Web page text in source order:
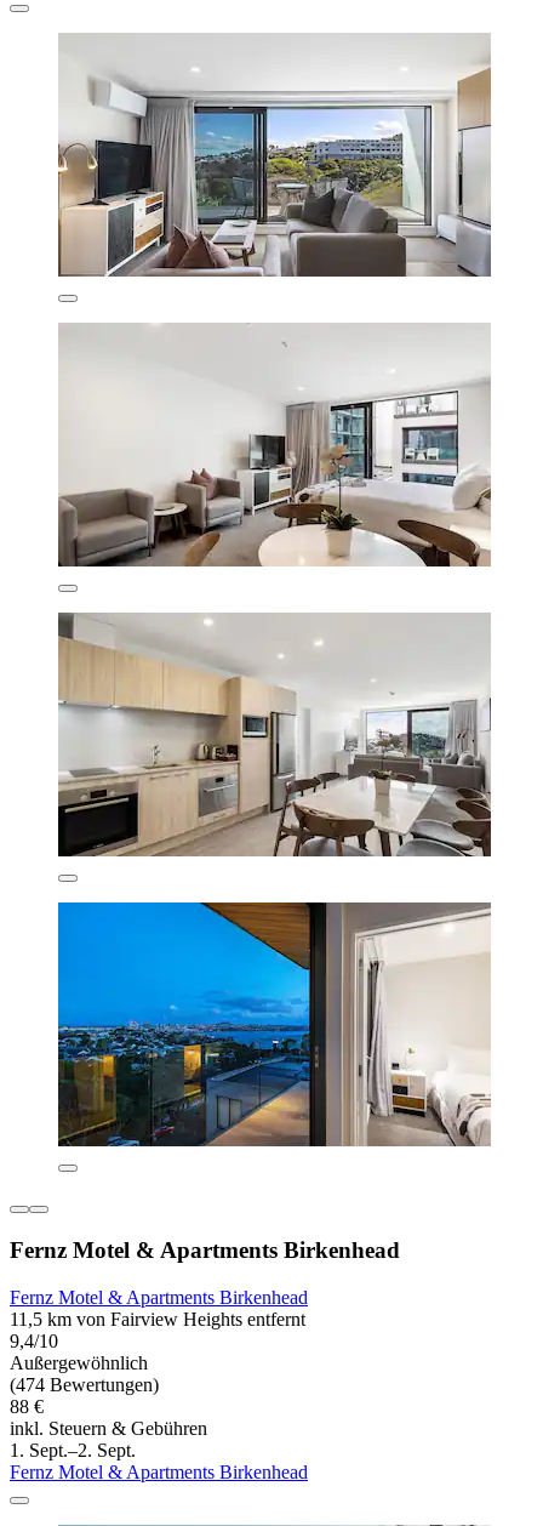
Fernz Motel & Apartments Birkenhead
Fernz Motel & Apartments Birkenhead
11,5 km von Fairview Heights entfernt
9,4/10
Außergewöhnlich
(474 Bewertungen)
88 €
inkl. Steuern & Gebühren
1. Sept.–2. Sept.
Fernz Motel & Apartments Birkenhead